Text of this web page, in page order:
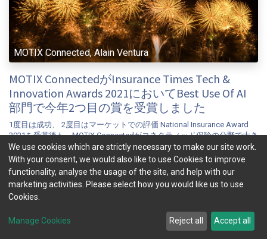
MOTIX Connected, Alain Ventura
MOTIX ConnectedがInsurance Times Tech &
Innovation Awards 2021においてBest Use Of AI
部門で今年2つ目の賞を受賞しました
1度目は成功、 2度目はマーケットでの評価 National Insurance Award
2021を受賞後も、MOTIX Connectedがコネクティッド保険の分野で大き
な躍進を遂げていることをマーケットは評価し続けています。名誉ある
Insurance Times - Tech Innovation Awards 2021におけるBest use of AI
部門で、今年2つ目の賞を受賞したこ...
connected insurance insuretech mobility telematics ubi
11月 9, 2021
We use cookies which are strictly necessary to make our site work.
With your consent, we would also like to use Cookies to improve
functionality, analyse the usage of the site, and help with our
marketing activities. Please select how you would like us to use
Cookies.
Manage Cookies Reject all Accept all